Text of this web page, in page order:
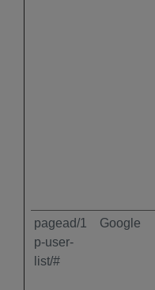
pagead/1
p-user-
list/#
Google